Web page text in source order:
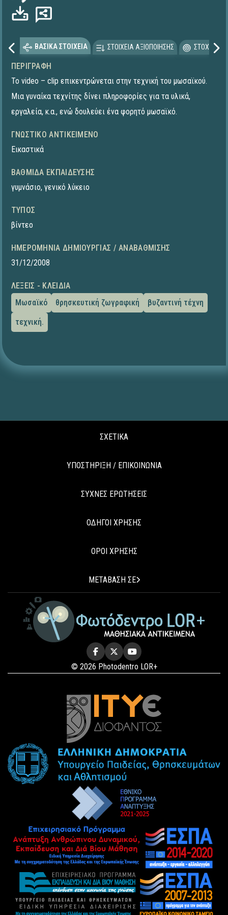
ΒΑΣΙΚΑ ΣΤΟΙΧΕΙΑ ΣΤΟΙΧΕΙΑ ΑΞΙΟΠΟΙΗΣΗΣ
ΠΕΡΙΓΡΑΦΉ
Το video – clip επικεντρώνεται στην τεχνική του μωσαϊκού.
Μια γυναίκα τεχνίτης δίνει πληροφορίες για τα υλικά,
εργαλεία, κ.α., ενώ δουλεύει ένα φορητό μωσαϊκό.
ΓΝΩΣΤΙΚΌ ΑΝΤΙΚΕΊΜΕΝΟ
Εικαστικά
ΒΑΘΜΊΔΑ ΕΚΠΑΊΔΕΥΣΗΣ
γυμνάσιο, γενικό λύκειο
ΤΎΠΟΣ
βίντεο
ΗΜΕΡΟΜΗΝΊΑ ΔΗΜΙΟΥΡΓΊΑΣ / ΑΝΑΒΆΘΜΙΣΗΣ
31/12/2008
ΛΈΞΕΙΣ - ΚΛΕΙΔΙΆ
Μωσαϊκό
θρησκευτική ζωγραφική
βυζαντινή τέχνη
τεχνική.
ΣΧΕΤΙΚΑ
ΥΠΟΣΤΗΡΙΞΗ / ΕΠΙΚΟΙΝΩΝΙΑ
ΣΥΧΝΕΣ ΕΡΩΤΗΣΕΙΣ
ΟΔΗΓΟΙ ΧΡΗΣΗΣ
ΟΡΟΙ ΧΡΗΣΗΣ
ΜΕΤΑΒΑΣΗ ΣΕ
© 2026 Photodentro LOR+